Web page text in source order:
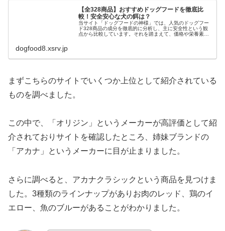
【全328商品】おすすめドッグフードを徹底比
較！安全安心な犬の餌は？
当サイト「ドッグフードの神様」では、人気のドッグフー
ド328商品の成分を徹底的に分析し、主に安全性という観
点から比較しています。それを踏まえて、価格や栄養素な
dogfood8.xsrv.jp
まずこちらのサイトでいくつか上位として紹介されている
ものを調べました。
この中で、「オリジン」というメーカーが高評価として紹
介されておりサイトを確認したところ、姉妹ブランドの
「アカナ」というメーカーに目が止まりました。
さらに調べると、アカナクラシックという商品を見つけま
した。3種類のラインナップがありお肉のレッド、鶏のイ
エロー、魚のブルーがあることがわかりました。